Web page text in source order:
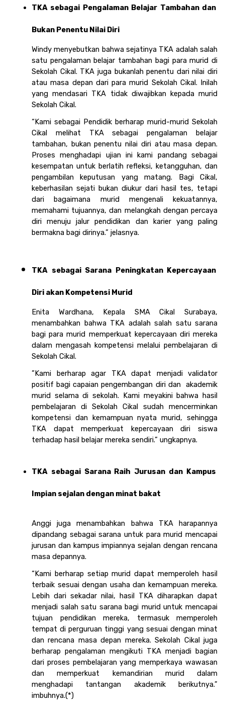
TKA sebagai Pengalaman Belajar Tambahan dan
Bukan Penentu Nilai Diri
Windy menyebutkan bahwa sejatinya TKA adalah salah
satu pengalaman belajar tambahan bagi para murid di
Sekolah Cikal. TKA juga bukanlah penentu dari nilai diri
atau masa depan dari para murid Sekolah Cikal. Inilah
yang mendasari TKA tidak diwajibkan kepada murid
Sekolah Cikal.
“Kami sebagai Pendidik berharap murid-murid Sekolah
Cikal melihat TKA sebagai pengalaman belajar
tambahan, bukan penentu nilai diri atau masa depan.
Proses menghadapi ujian ini kami pandang sebagai
kesempatan untuk berlatih refleksi, ketangguhan, dan
pengambilan keputusan yang matang. Bagi Cikal,
keberhasilan sejati bukan diukur dari hasil tes, tetapi
dari bagaimana murid mengenali kekuatannya,
memahami tujuannya, dan melangkah dengan percaya
diri menuju jalur pendidikan dan karier yang paling
bermakna bagi dirinya.” jelasnya.
TKA sebagai Sarana Peningkatan Kepercayaan
Diri akan Kompetensi Murid
Enita Wardhana, Kepala SMA Cikal Surabaya,
menambahkan bahwa TKA adalah salah satu sarana
bagi para murid memperkuat kepercayaan diri mereka
dalam mengasah kompetensi melalui pembelajaran di
Sekolah Cikal.
”Kami berharap agar TKA dapat menjadi validator
positif bagi capaian pengembangan diri dan  akademik
murid selama di sekolah. Kami meyakini bahwa hasil
pembelajaran di Sekolah Cikal sudah mencerminkan
kompetensi dan kemampuan nyata murid, sehingga
TKA dapat memperkuat kepercayaan diri siswa
terhadap hasil belajar mereka sendiri.” ungkapnya.
TKA sebagai Sarana Raih Jurusan dan Kampus
Impian sejalan dengan minat bakat
Anggi juga menambahkan bahwa TKA harapannya
dipandang sebagai sarana untuk para murid mencapai
jurusan dan kampus impiannya sejalan dengan rencana
masa depannya.
“Kami berharap setiap murid dapat memperoleh hasil
terbaik sesuai dengan usaha dan kemampuan mereka.
Lebih dari sekadar nilai, hasil TKA diharapkan dapat
menjadi salah satu sarana bagi murid untuk mencapai
tujuan pendidikan mereka, termasuk memperoleh
tempat di perguruan tinggi yang sesuai dengan minat
dan rencana masa depan mereka. Sekolah Cikal juga
berharap pengalaman mengikuti TKA menjadi bagian
dari proses pembelajaran yang memperkaya wawasan
dan memperkuat kemandirian murid dalam
menghadapi tantangan akademik berikutnya.”
imbuhnya.(*)